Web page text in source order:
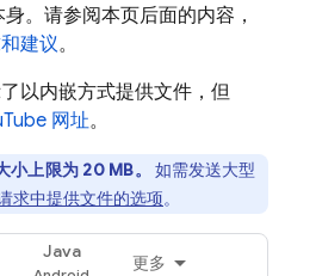
。请参阅本页后面的内容，
建议。
以内嵌方式提供文件，但
网址。
小上限为 20 MB。
如需发送大型
求中提供文件的选项。
Java
更多